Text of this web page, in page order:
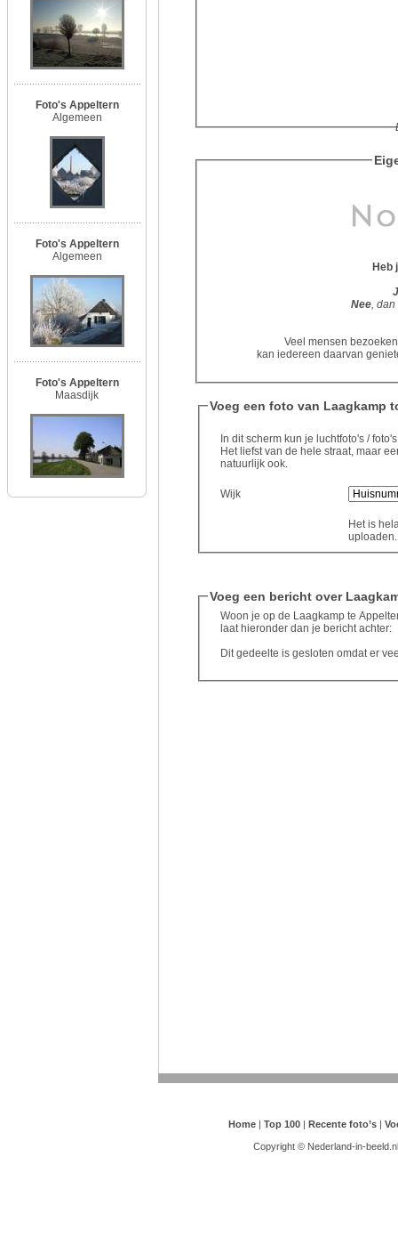
Foto's Appeltern
Algemeen
Foto's Appeltern
Algemeen
Foto's Appeltern
Maasdijk
Heb
Nee, dan
Veel mensen
kan iedereen daarvan
Voeg een foto van Laagkamp
In dit scherm kun je luchtfoto's /
Het liefst van de hele straat, maar
natuurlijk ook.
Wijk
Het is
Voeg een bericht over
Woon je op de Laagkamp te
laat hieronder dan je bericht achter:
Dit gedeelte is gesloten omdat er
Home | Top 100 | Recente foto’s |
Copyright © Nederland-in-